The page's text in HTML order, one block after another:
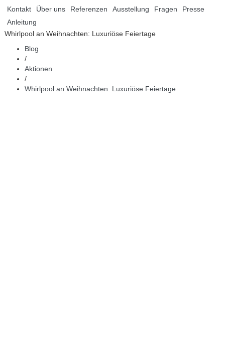
Kontakt Über uns Referenzen Ausstellung Fragen
Presse
Anleitung
Whirlpool an Weihnachten: Luxuriöse Feiertage
Blog
/
Aktionen
/
Whirlpool an Weihnachten: Luxuriöse Feiertage